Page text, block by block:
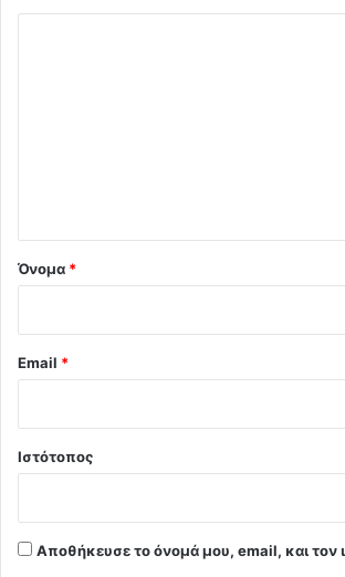
Όνομα *
Email *
Ιστότοπος
Αποθήκευσε το όνομά μου, email, και τον